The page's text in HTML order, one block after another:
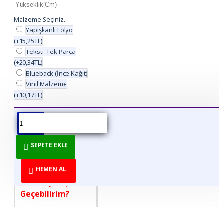
Malzeme Seçiniz.
Yapışkanlı Folyo
(+15,25TL)
Tekstil Tek Parça
(+20,34TL)
Blueback (İnce Kağıt)
Vinil Malzeme
(+10,17TL)
SEPETE EKLE
HEMEN AL
ÜRÜN BILGISI ÜRÜN YORUMLARI
DİREKT ÜRETİCİDEN
TÜKETİCİYE!
Nasıl Sipariş
Geçebilirim?